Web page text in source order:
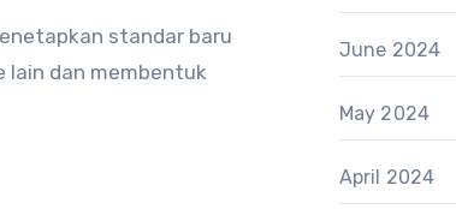
standar baru
lain dan membentuk
June 2024
May 2024
April 2024